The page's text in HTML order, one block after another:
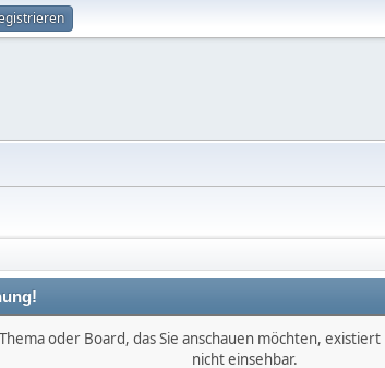
oder Board, das Sie anschauen möchten,
nicht einsehbar.